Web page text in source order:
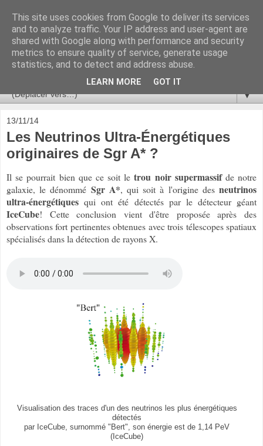
Ça se passe là haut
Astronomie, Astrophysique, Astroparticules, Cosmologie.
L'infini se contemple, indéfiniment. ISSN 2272-5768
▼
13/11/14
Les Neutrinos Ultra-Énergétiques
originaires de Sgr A* ?
Il se pourrait bien que ce soit letrou noir supermassifde notre
galaxie, le dénommé Sgr A*, qui soit à l'origine desneutrinos
ultra-énergétiques qui ont été détectés par le détecteur géant
IceCube! Cette conclusion vient d'être proposée après des
observations fort pertinentes obtenues avec trois télescopes spatiaux
spécialisés dans la détection de rayons X.
Visualisation des traces d'un des neutrinos les plus énergétiques
détectés
par IceCube, surnommé "Bert", son énergie est de 1,14 PeV
(IceCube)
This site uses cookies from Google to deliver its services
and to analyze traffic. Your IP address and user-agent are
shared with Google along with performance and security
metrics to ensure quality of service, generate usage
statistics, and to detect and address abuse.
LEARN MORE GOT IT